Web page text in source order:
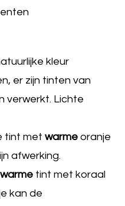
kleur
er zijn tinten van
verwerkt. Lichte
tint met warme oranje
afwerking.
warme tint met koraal
kan de